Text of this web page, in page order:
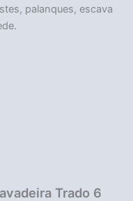
palanques, escava
Trado 6